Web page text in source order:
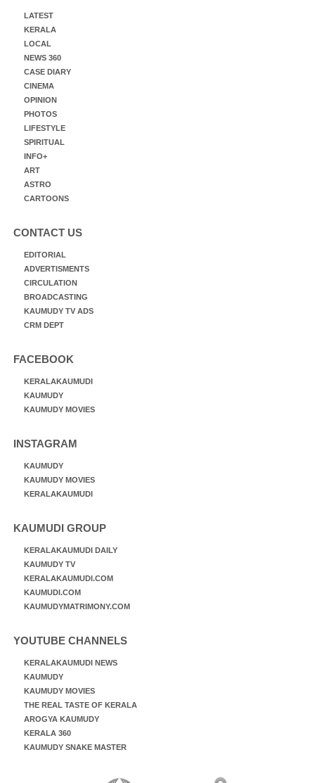
LATEST
KERALA
LOCAL
NEWS 360
CASE DIARY
CINEMA
OPINION
PHOTOS
LIFESTYLE
SPIRITUAL
INFO+
ART
ASTRO
CARTOONS
CONTACT US
EDITORIAL
ADVERTISMENTS
CIRCULATION
BROADCASTING
KAUMUDY TV ADS
CRM DEPT
FACEBOOK
KERALAKAUMUDI
KAUMUDY
KAUMUDY MOVIES
INSTAGRAM
KAUMUDY
KAUMUDY MOVIES
KERALAKAUMUDI
KAUMUDI GROUP
KERALAKAUMUDI DAILY
KAUMUDY TV
KERALAKAUMUDI.COM
KAUMUDI.COM
KAUMUDYMATRIMONY.COM
YOUTUBE CHANNELS
KERALAKAUMUDI NEWS
KAUMUDY
KAUMUDY MOVIES
THE REAL TASTE OF KERALA
AROGYA KAUMUDY
KERALA 360
KAUMUDY SNAKE MASTER